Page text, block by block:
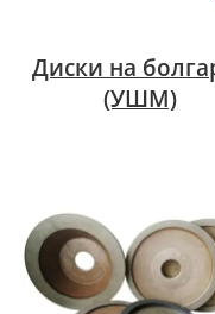
Диски на
(УШМ)